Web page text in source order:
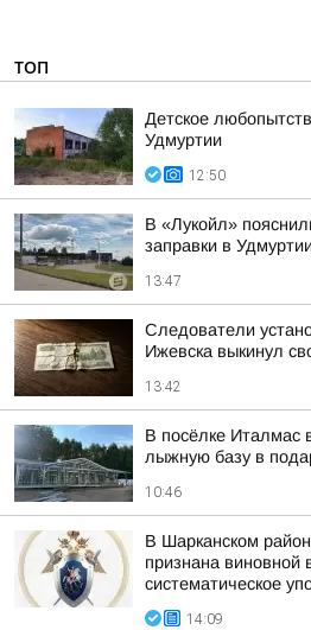
ТОП
Детское
Удмуртии
12:50
В «Лукойл»
заправки в
13:47
Следователи
Ижевска выкинул
13:42
В посёлке Италмас
лыжную базу в
10:46
В Шарканском
признана виновной
систематическое
14:09